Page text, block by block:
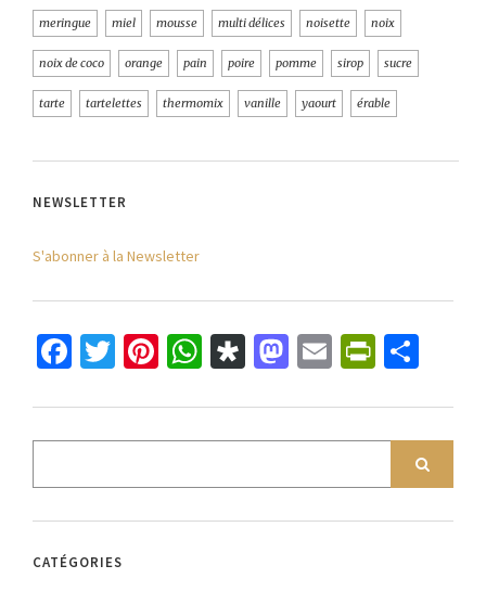
meringue miel mousse multi délices noisette noix
noix de coco orange pain poire pomme sirop sucre
tarte tartelettes thermomix vanille yaourt érable
NEWSLETTER
S'abonner à la Newsletter
Facebook
Twitter
Pinterest
WhatsApp
Diaspora
Mastodon
Email
CATÉGORIES